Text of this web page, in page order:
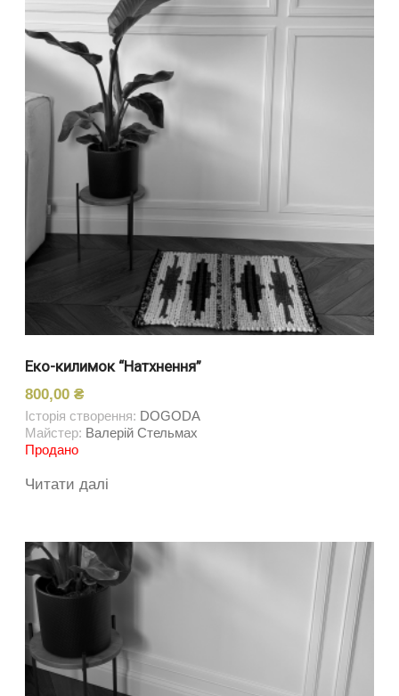
Еко-килимок “Натхнення”
800,00₴
Історія створення: DOGODA
Майстер: Валерій Стельмах
Продано
Читати далі